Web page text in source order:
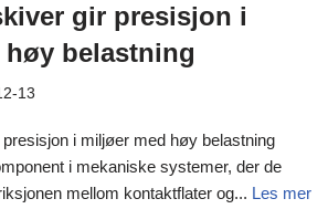
gir presisjon i
belastning
13
i miljøer med høy belastning
i mekaniske systemer, der de
mellom kontaktflater og... Les mer